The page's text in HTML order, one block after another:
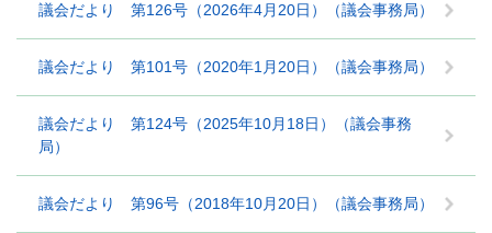
議会だより 第126号（2026年4月20日）（議会事務局）
議会だより 第101号（2020年1月20日）（議会事務局）
議会だより 第124号（2025年10月18日）（議会事務
局）
議会だより 第96号（2018年10月20日）（議会事務局）